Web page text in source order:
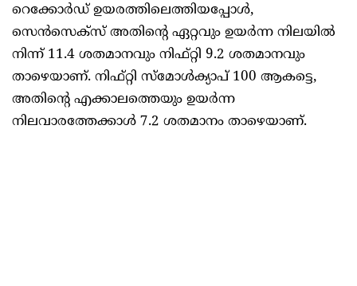
റെക്കോർഡ് ഉയരത്തിലെത്തിയപ്പോൾ,
സെൻസെക്സ് അതിന്റെ ഏറ്റവും ഉയർന്ന നിലയിൽ
നിന്ന് 11.4 ശതമാനവും നിഫ്റ്റി 9.2 ശതമാനവും
താഴെയാണ്. നിഫ്റ്റി സ്‌മോൾക്യാപ് 100 ആകട്ടെ,
അതിന്റെ എക്കാലത്തെയും ഉയർന്ന
നിലവാരത്തേക്കാൾ 7.2 ശതമാനം താഴെയാണ്.